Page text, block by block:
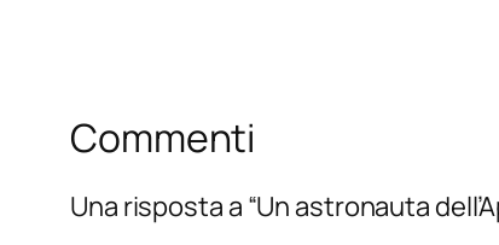
Commenti
Una risposta a “Un astronauta